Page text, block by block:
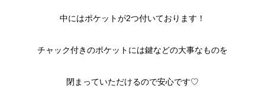
中にはポケットが2つ付いております！
チャック付きのポケットには鍵などの大事なものを
閉まっていただけるので安心です♡